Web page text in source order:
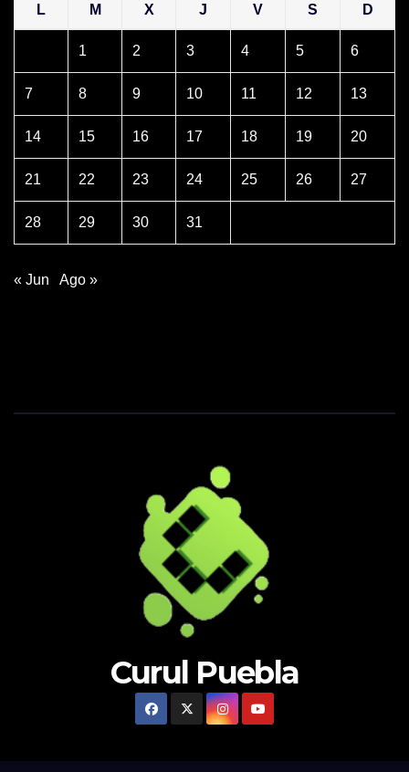
L M X J V S D
1 2 3 4 5 6
7 8 9 10 11 12 13
14 15 16 17 18 19 20
21 22 23 24 25 26 27
28 29 30 31
« Jun Ago »
Curul Puebla